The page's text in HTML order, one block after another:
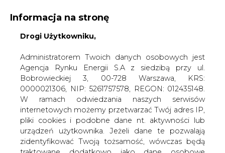
KONTAKT:
WYDAWCA PORTALU:
WYSOKI KONTRAST A A
ZALOGUJ SIĘ
Informacja na stronę
Drogi Użytkowniku,
Administratorem Twoich danych osobowych jest
Agencja Rynku Energii S.A z siedzibą przy ul.
Bobrowieckiej 3, 00-728 Warszawa, KRS:
0000021306, NIP: 5261757578, REGON: 012435148.
W ramach odwiedzania naszych serwisów
internetowych możemy przetwarzać Twój adres IP,
pliki cookies i podobne dane nt. aktywności lub
urządzeń użytkownika. Jeżeli dane te pozwalają
zidentyfikować Twoją tożsamość, wówczas będą